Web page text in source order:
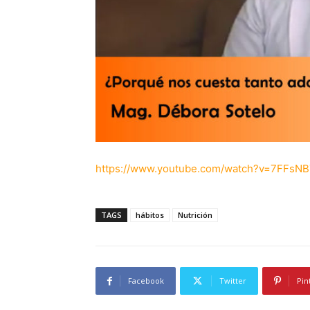
https://www.youtube.com/
TAGS hábitos Nutrición
Facebook Twitter